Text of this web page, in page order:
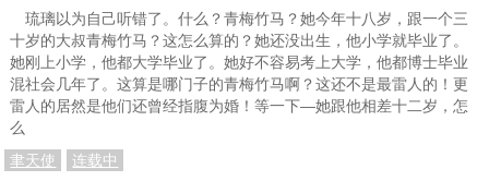
琉璃以为自己听错了。什么？青梅竹马？她今年十八岁，跟一个三
十岁的大叔青梅竹马？这怎么算的？她还没出生，他小学就毕业了。
她刚上小学，他都大学毕业了。她好不容易考上大学，他都博士毕业
混社会几年了。这算是哪门子的青梅竹马啊？这还不是最雷人的！更
雷人的居然是他们还曾经指腹为婚！等一下—她跟他相差十二岁，怎
么
聿天使
连载中